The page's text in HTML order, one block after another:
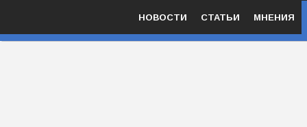
НОВОСТИ СТАТЬИ МНЕНИЯ